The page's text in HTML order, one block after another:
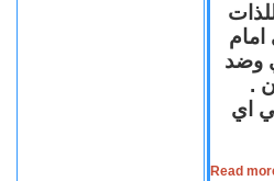
امام
وضد
.
اي